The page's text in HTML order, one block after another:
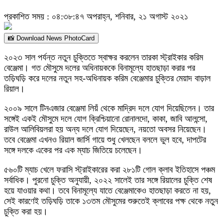
প্রকাশিত সময় : ০৪:৩৮:৪৭ অপরাহ্ন, শনিবার, ২১ অগাস্ট ২০২১
📸 Download News PhotoCard
২০২৩ সাল পর্যন্ত নতুন চুক্তিতে স্বাক্ষর করলেন তারকা স্ট্রাইকার করিম
বেঞ্জেমা। গত মৌসুমে দলের অধিনায়ককে বিনামূল্যে হাতছাড়া করার পর
তড়িঘড়ি করে দলের নতুন সহ-অধিনায়ক করিম বেঞ্জেমার চুক্তির মেয়াদ বাড়াল
রিয়াল।
২০০৯ সালে টিনএজার বেঞ্জেমা লিয়ঁ থেকে মাদ্রিদ দলে যোগ দিয়েছিলেন। তার
সঙ্গেই একই মৌসুমে দলে যোগ ক্রিশ্চিয়ানো রোনালদো, কাকা, জাবি আলন্সো,
রাউল আলিবিয়লরা হয় অন্য দলে যোগ দিয়েছেন, নয়তো অবসর নিয়েছেন।
তবে বেঞ্জেমা এখনও রিয়াল জার্সি গায়ে শুধু খেলছেন বললে ভুল হবে, দাপটের
সঙ্গে দলকে একের পর এক ম্যাচ জিতিয়ে চলেছেন।
৫৬০টি ম্যাচ খেলে ফরাসি স্ট্রাইকারের করা ২৮১টি গোল ক্লাব ইতিহাসে পঞ্চম
সর্বাধিক। পুরনো চুক্তি অনুযায়ী, ২০২২ সালেই তার সঙ্গে রিয়ালের চুক্তি শেষ
হয়ে যাওয়ার কথা। তবে বিনামূল্যে যাতে বেঞ্জেমাকেও হাতছাড়া করতে না হয়,
সেই কারণেই তড়িঘড়ি তাকে ১৩তম মৌসুমের শুরুতেই ক্লাবের পক্ষ থেকে নতুন
চুক্তি করা হয়।